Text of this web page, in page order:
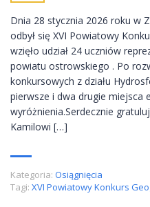
Dnia 28 stycznia 2026 roku w
odbył się XVI Powiatowy
wzięło udział 24 uczniów
powiatu ostrowskiego . Po
konkursowych z działu
pierwsze i dwa drugie miejsca
wyróżnienia.Serdecznie
Kamilowi […]
Kategoria: Osiągnięcia
Tagi: XVI Powiatowy Konkurs